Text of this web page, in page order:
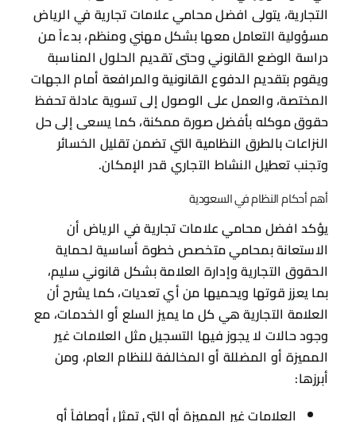
التجارية، يتولى افضل محامي علامات تجارية في الرياض
مسؤولية التعامل معها بشكل مهني ومنظم، بدءاً من
دراسة الوضع القانوني وحتى تقديم الحلول المناسبة
ويقوم بتقديم الدفوع القانونية والمرافعة أمام الجهات
المختصة، والعمل على الوصول إلى تسوية عادلة تحفظ
حقوق موكله بأفضل صورة ممكنة، كما يسعى إلى حل
النزاعات بالطرق النظامية التي تضمن تقليل الخسائر
وتجنب تعطيل النشاط التجاري قدر الإمكان.
أهم أحكام النظام في السعودية
يؤكد افضل محامي علامات تجارية في الرياض أن
الاستعانة بمحامي متخصص خطوة أساسية لحماية
الحقوق التجارية وإدارة العلامة بشكل قانوني سليم،
بما يعزز قوتها ويحميها من أي تعديات، كما يشرح أن
العلامة التجارية هي كل ما يميز السلع أو الخدمات، مع
وجود حالات لا يجوز فيها التسجيل مثل العلامات غير
المميزة أو المضللة أو المخالفة للنظام العام، ومن
أبرزها:
العلامات غير المميزة أو التي تمثل أوصافاً أو